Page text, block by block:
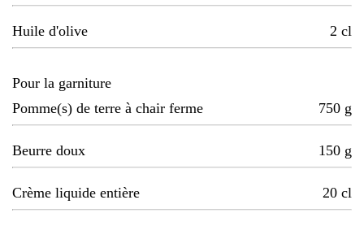
Huile d'olive 2 cl
Pour la garniture
Pomme(s) de terre à chair ferme
750 g
Beurre doux 150 g
Crème liquide entière 20 cl